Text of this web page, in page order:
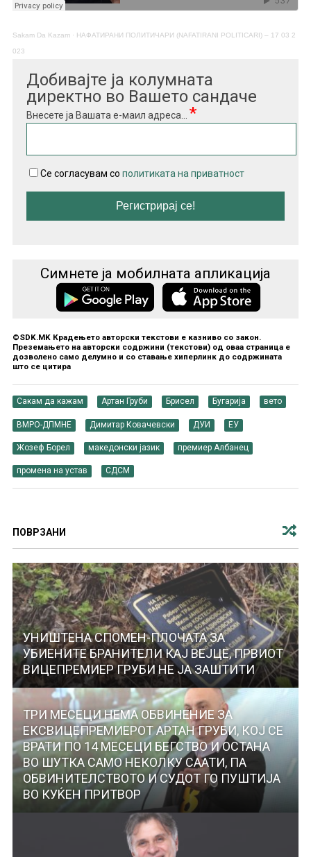
Sakam Da Kazam· НАФАТИРАНИ ПОЛИТИЧАРИ (NAFATIRANI POLITICARI) – 17 03 2
023
Добивајте ја колумната
директно во Вашето сандаче
Внесете ја Вашата е-маил адреса... *
Се согласувам со политиката на приватност
Симнете ја мобилната апликација
©SDK.MK Крадењето авторски текстови е казниво со закон.
Преземањето на авторски содржини (текстови) од оваа страница е
дозволено само делумно и со ставање хиперлинк до содржината
што се цитира
Сакам да кажам Артан Груби Брисел Бугарија вето
ВМРО-ДПМНЕ Димитар Ковачевски ДУИ ЕУ
Жозеф Борел македонски јазик премиер Албанец
промена на устав СДСМ
ПОВРЗАНИ
УНИШТЕНА СПОМЕН-ПЛОЧАТА ЗА
УБИЕНИТЕ БРАНИТЕЛИ КАЈ ВЕЈЦЕ, ПРВИОТ
ВИЦЕПРЕМИЕР ГРУБИ НЕ ЈА ЗАШТИТИ
ТРИ МЕСЕЦИ НЕМА ОБВИНЕНИЕ ЗА
ЕКСВИЦЕПРЕМИЕРОТ АРТАН ГРУБИ, КОЈ СЕ
ВРАТИ ПО 14 МЕСЕЦИ БЕГСТВО И ОСТАНА
ВО ШУТКА САМО НЕКОЛКУ СААТИ, ПА
ОБВИНИТЕЛСТВОТО И СУДОТ ГО ПУШТИЈА
ВО КУЌЕН ПРИТВОР